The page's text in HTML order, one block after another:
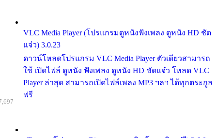
VLC Media Player (โปรแกรมดูหนังฟังเพลง ดูหนัง HD ชัด
แจ๋ว) 3.0.23
ดาวน์โหลดโปรแกรม VLC Media Player ตัวเดียวสามารถ
ใช้ เปิดไฟล์ ดูหนัง ฟังเพลง ดูหนัง HD ชัดแจ๋ว โหลด VLC
Player ล่าสุด สามารถเปิดไฟล์เพลง MP3 ฯลฯ ได้ทุกตระกูล
ฟรี